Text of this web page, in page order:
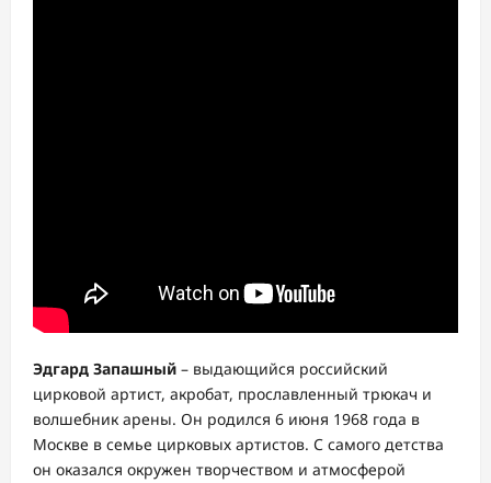
Эдгард Запашный – выдающийся российский
цирковой артист, акробат, прославленный трюкач и
волшебник арены. Он родился 6 июня 1968 года в
Москве в семье цирковых артистов. С самого детства
он оказался окружен творчеством и атмосферой